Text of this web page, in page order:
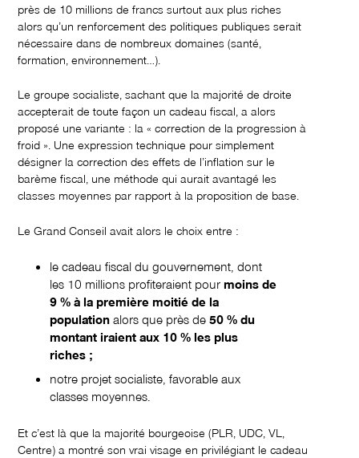
près de 10 millions de francs surtout aux plus riches
alors qu’un renforcement des politiques publiques serait
nécessaire dans de nombreux domaines (santé,
formation, environnement…).
Le groupe socialiste, sachant que la majorité de droite
accepterait de toute façon un cadeau fiscal, a alors
proposé une variante : la « correction de la progression à
froid ». Une expression technique pour simplement
désigner la correction des effets de l’inflation sur le
barème fiscal, une méthode qui aurait avantagé les
classes moyennes par rapport à la proposition de base.
Le Grand Conseil avait alors le choix entre :
le cadeau fiscal du gouvernement, dont
les 10 millions profiteraient pour moins de
9 % à la première moitié de la
population alors que près de50 % du
montant iraient aux 10 % les plus
riches ;
notre projet socialiste, favorable aux
classes moyennes.
Et c’est là que la majorité bourgeoise (PLR, UDC, VL,
Centre) a montré son vrai visage en privilégiant le cadeau